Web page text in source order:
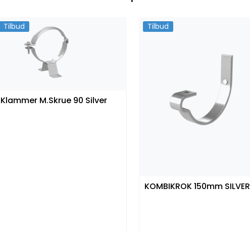
Tilbud
Klammer M.Skrue 90 Silver
Tilbud
KOMBIKROK 150mm SILVER